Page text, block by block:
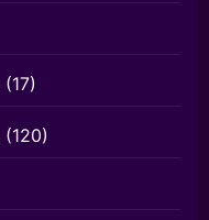
(17)
(120)